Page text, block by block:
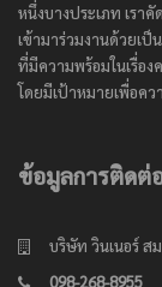
หนึ่งบางประเภท เรา
เข้ามาร่วมงานด้วยเ
ที่มีความพร้อมในเรื่อ
โดยมีเป้าหมายเพื่อคว
ข้อมูลการติดต่
บริษัท วินเนอร์ ส
098-268-8955